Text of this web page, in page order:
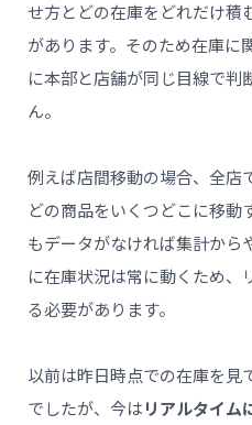
せ方とどの在庫をどれだけ積
があります。そのため在庫に
に本部と店舗が同じ目線で判
ん。
例えば店間移動の場合、全店
どの商品をいくつどこに移動
もデータがなければ集計から
に在庫状況は常に動くため、
る必要があります。
以前は昨日時点での在庫を見
でしたが、今は リアルタイム